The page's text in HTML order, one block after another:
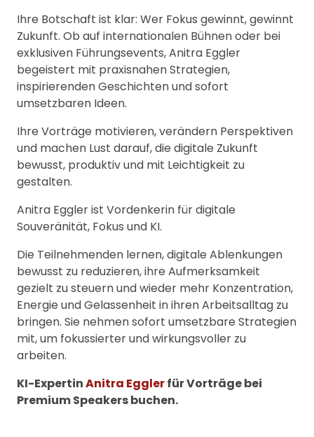
Ihre Botschaft ist klar: Wer Fokus gewinnt, gewinnt
Zukunft. Ob auf internationalen Bühnen oder bei
exklusiven Führungsevents, Anitra Eggler
begeistert mit praxisnahen Strategien,
inspirierenden Geschichten und sofort
umsetzbaren Ideen.
Ihre Vorträge motivieren, verändern Perspektiven
und machen Lust darauf, die digitale Zukunft
bewusst, produktiv und mit Leichtigkeit zu
gestalten.
Anitra Eggler ist Vordenkerin für digitale
Souveränität, Fokus und KI.
Die Teilnehmenden lernen, digitale Ablenkungen
bewusst zu reduzieren, ihre Aufmerksamkeit
gezielt zu steuern und wieder mehr Konzentration,
Energie und Gelassenheit in ihren Arbeitsalltag zu
bringen. Sie nehmen sofort umsetzbare Strategien
mit, um fokussierter und wirkungsvoller zu
arbeiten.
KI-ExpertinAnitra Egglerfür Vorträge bei
Premium Speakers buchen.